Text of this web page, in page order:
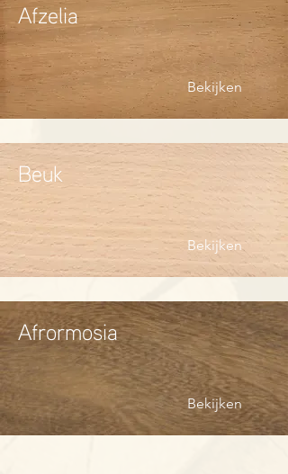
Afzelia
Bekijken
Beuk
Bekijken
Afrormosia
Bekijken